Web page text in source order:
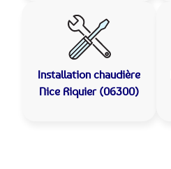
Installation chaudière
Nice Riquier (06300)